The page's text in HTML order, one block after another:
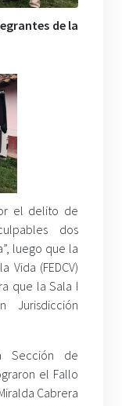
de la
el delito de
dos
luego que la
Vida (FEDCV)
que la Sala I
Sección de
el Fallo
Cabrera